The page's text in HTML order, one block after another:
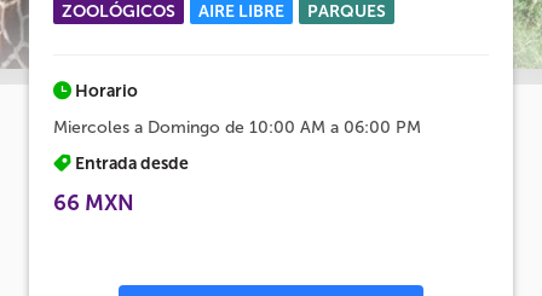
ZOOLÓGICOS AIRE LIBRE PARQUES
Horario
Miercoles a Domingo de 10:00 AM a 06:00 PM
Entrada desde
66 MXN